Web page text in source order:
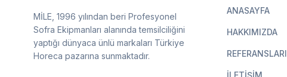
MİLE, 1996 yılından beri Profesyonel
Sofra Ekipmanları alanında temsilciliğini
yaptığı dünyaca ünlü markaları Türkiye
Horeca pazarına sunmaktadır.
ANASAYFA
HAKKIMIZDA
İLETIŞIM